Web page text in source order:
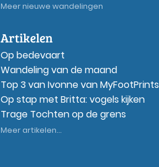
Meer nieuwe wandelingen
Artikelen
Op bedevaart
Wandeling van de maand
Top 3 van Ivonne van MyFootPrints
Op stap met Britta: vogels kijken
Trage Tochten op de grens
Meer artikelen...